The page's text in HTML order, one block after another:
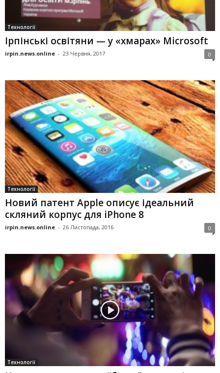
Технології
Ірпінські освітяни — у «хмарах» Microsoft
irpin.news.online - 23 Червня, 2017 0
Технології
Новий патент Apple описує ідеальний
скляний корпус для iPhone 8
irpin.news.online - 26 Листопада, 2016 0
Технології